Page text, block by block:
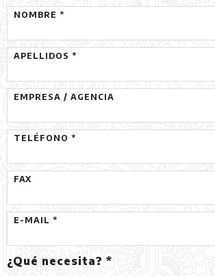
NOMBRE *
APELLIDOS *
EMPRESA / AGENCIA
TELÉFONO *
FAX
E-MAIL *
¿Qué necesita? *